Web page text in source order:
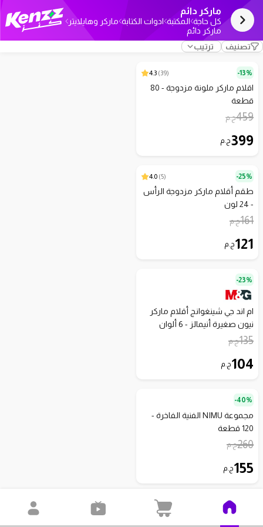
ماركر دائم
كل حاجة المكتبة ادوات الكتابة ماركر وهايلايتر
ماركر دائم
تصنيف
ترتيب
13%-
(
39
)
4.3
اقلام ماركر ملونة مزدوجة - 80
قطعة
459ج.م
399ج.م
25%-
(
5
)
4.0
طقم أقلام ماركر مزدوجة الرأس
- 24 لون
161ج.م
121ج.م
23%-
ام اند جي شينغوانج أقلام ماركر
نيون صغيرة أنيمالز - 6 ألوان
موديل AHM29671
135ج.م
104ج.م
40%-
مجموعة NIMU الفنية الفاخرة -
120 قطعة
260ج.م
155ج.م
(
2
)
2.5